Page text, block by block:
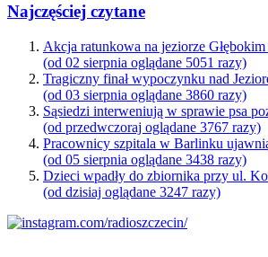
Najczęściej czytane
Akcja ratunkowa na jeziorze
(od 02 sierpnia oglądane 5051 razy)
Tragiczny finał wypoczynku nad
(od 03 sierpnia oglądane 3860 razy)
Sąsiedzi interweniują w sprawie psa
(od przedwczoraj oglądane 3767 razy)
Pracownicy szpitala w Barlinku
(od 05 sierpnia oglądane 3438 razy)
Dzieci wpadły do zbiornika przy ul.
(od dzisiaj oglądane 3247 razy)